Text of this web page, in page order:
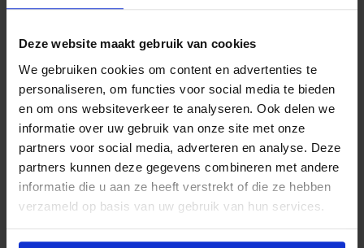
Deze website maakt gebruik van cookies
We gebruiken cookies om content en advertenties te
personaliseren, om functies voor social media te bieden
en om ons websiteverkeer te analyseren. Ook delen we
informatie over uw gebruik van onze site met onze
partners voor social media, adverteren en analyse. Deze
partners kunnen deze gegevens combineren met andere
informatie die u aan ze heeft verstrekt of die ze hebben
verzameld op basis van uw gebruik van hun services.
Wat zijn de voordelen van de Evac Chair ten opzichte
van andere evacuatie hulpmiddelen? Deze zetten we
graag voor u op een rij:
Evac Chair is specialist in evacuatiehulpmiddelen
Binnen enkele seconden is de escape chair
gebruiksklaar
Gemakkelijk door één persoon te bedienen
Past in elk veiligheidsplan
Voldoet aan de eisen van de Arbowet.